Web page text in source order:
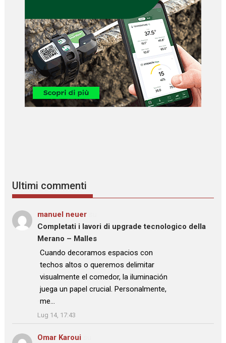
Ultimi commenti
manuel neuer
Completati i lavori di upgrade tecnologico della
Merano – Malles
: “
Cuando decoramos espacios con
techos altos o queremos delimitar
visualmente el comedor, la iluminación
juega un papel crucial. Personalmente,
me…
”
Lug 14, 17:43
Omar Karoui